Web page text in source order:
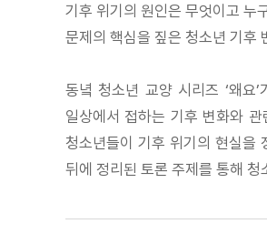
기후 위기의 원인은 무엇이고 누
문제의 핵심을 짚은 청소년 기후
동녘 청소년 교양 시리즈 ‘왜요
일상에서 접하는 기후 변화와
청소년들이 기후 위기의 현실을
뒤에 정리된 토론 주제를 통해